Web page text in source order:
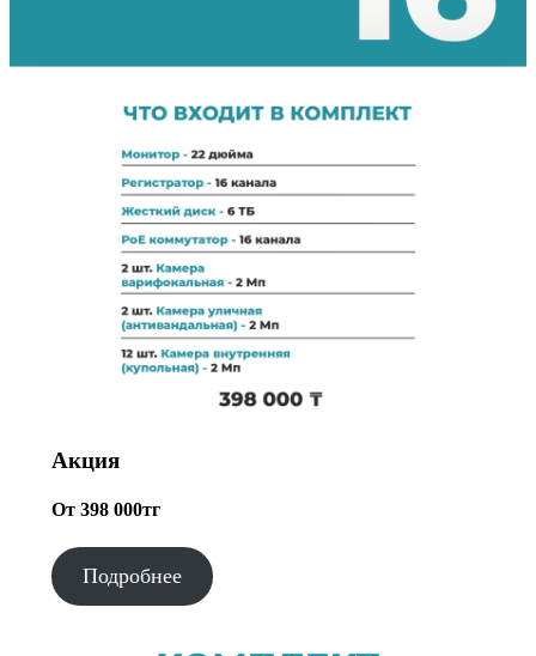
Акция
От 398 000тг
Подробнее